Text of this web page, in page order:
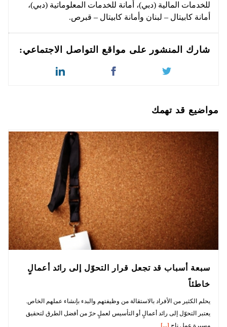
للخدمات المالية (دبي)، أمانة للخدمات المعلوماتية (دبي)،
أمانة كابيتال – لبنان وأمانة كابيتال – قبرص.
شارك المنشور على مواقع التواصل الاجتماعي:
مواضيع قد تهمك
سبعة أسباب قد تجعل قرار التحوّل إلى رائد أعمالٍ
خاطئاً
يحلم الكثير من الأفراد بالاستقالة من وظيفتهم والبدء بإنشاء عملهم الخاص.
يعتبر التحوّل إلى رائد أعمالٍ أو التأسيس لعملٍ حرّ من أفضل الطرق لتحقيق
مسيرة عمل ناج [...]